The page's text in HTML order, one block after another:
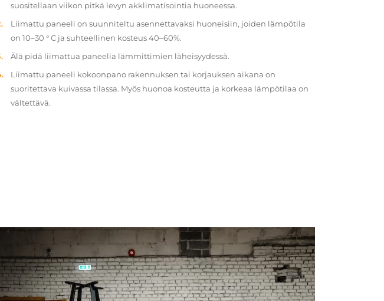
suositellaan viikon pitkä levyn akklimatisointia huoneessa.
Liimattu paneeli on suunniteltu asennettavaksi huoneisiin, joiden lämpötila
on 10–30 ° C ja suhteellinen kosteus 40–60%.
Älä pidä liimattua paneelia lämmittimien läheisyydessä.
Liimattu paneeli kokoonpano rakennuksen tai korjauksen aikana on
suoritettava kuivassa tilassa. Myös huonoa kosteutta ja korkeaa lämpötilaa on
vältettävä.